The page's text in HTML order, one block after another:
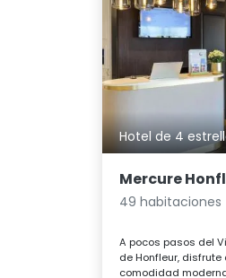
Hotel de 4
Mercure
49 habitaciones
A pocos pasos del
de Honfleur,
comodidad